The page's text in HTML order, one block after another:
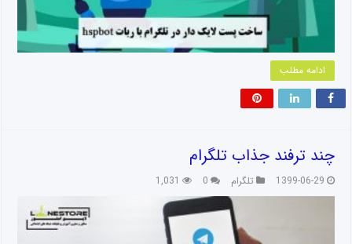
ادامه مطلب
چند ترفند جذاب تلگرام
1399-06-29 تلگرام 0
1,031